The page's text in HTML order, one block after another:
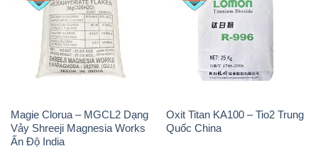
Magie Clorua – MGCL2 Dạng
Vảy Shreeji Magnesia Works
Ấn Độ India
Oxit Titan KA100 – Tio2 Trung
Quốc China